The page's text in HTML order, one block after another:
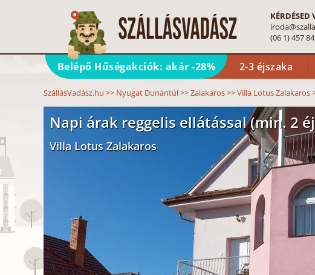
KÉRDÉSED
(06 1) 457
Belépő Hűségakciók: akár -28% 2-3 éjszaka
SzállásVadász.hu >> Nyugat Dunántúl>>Zalakaros>>Villa Lotus Zalakaros
Napi árak reggelis ellátással (min. 2
Villa Lotus Zalakaros